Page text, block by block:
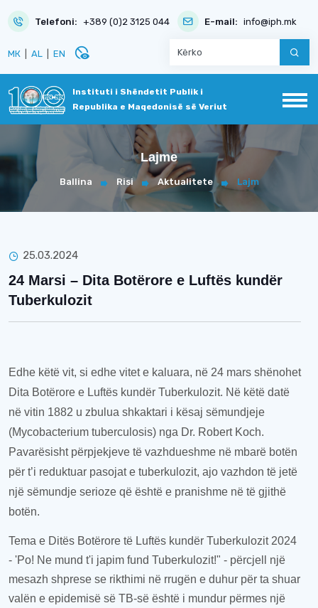
Telefoni: +389 (0)2 3125 044 E-mail: info@iph.mk
МК AL EN disabled_visible
Instituti i Shëndetit Publik i
Republika e Maqedonisë së Veriut
Lajme
Ballina Risi Aktualitete Lajm
25.03.2024
24 Marsi – Dita Botërore e Luftës kundër
Tuberkulozit
Edhe këtë vit, si edhe vitet e kaluara, në 24 mars shënohet
Dita Botërore e Luftës kundër Tuberkulozit. Në këtë datë
në vitin 1882 u zbulua shkaktari i kësaj sëmundjeje
(Mycobacterium tuberculosis) nga Dr. Robert Koch.
Pavarësisht përpjekjeve të vazhdueshme në mbarë botën
për t’i reduktuar pasojat e tuberkulozit, ajo vazhdon të jetë
një sëmundje serioze që është e pranishme në të gjithë
botën.
Tema e Ditës Botërore të Luftës kundër Tuberkulozit 2024
- 'Po! Ne mund t'i japim fund Tuberkulozit!" - përcjell një
mesazh shprese se rikthimi në rrugën e duhur për ta shuar
valën e epidemisë së TB-së është i mundur përmes një